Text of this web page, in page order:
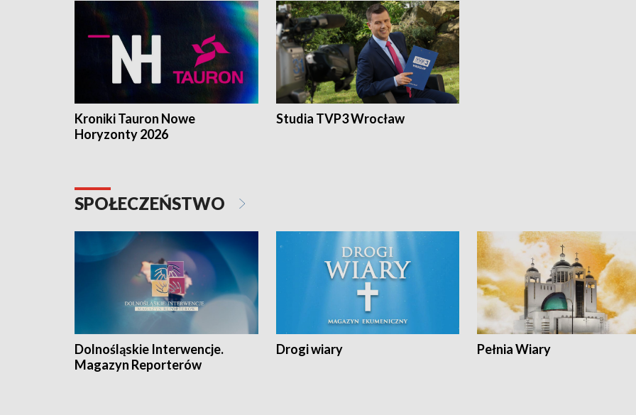
Kroniki Tauron Nowe
Horyzonty 2026
Studia TVP3 Wrocław
SPOŁECZEŃSTWO
Dolnośląskie Interwencje.
Magazyn Reporterów
Drogi wiary Pełnia Wiary